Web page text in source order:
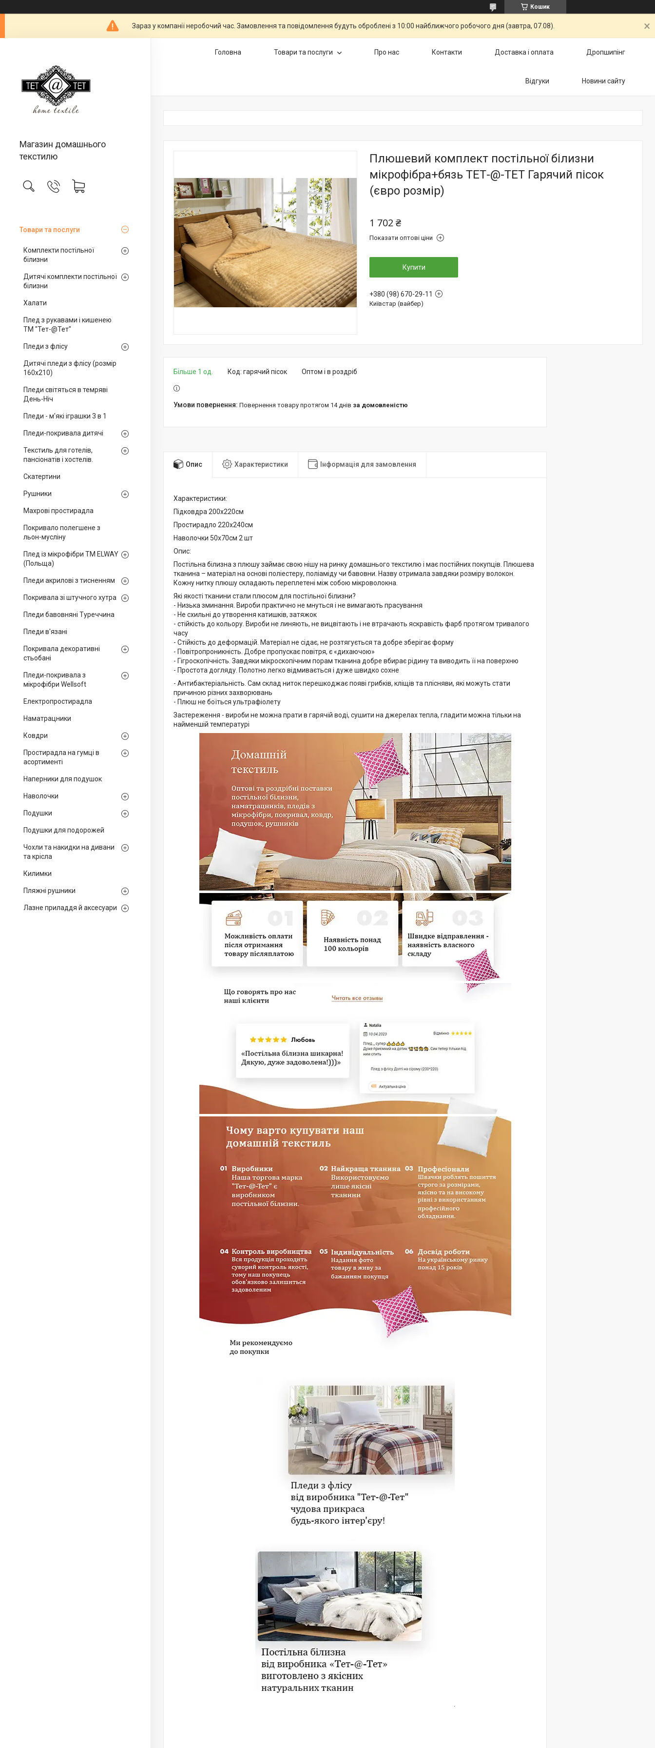
Кошик
Зараз у компанії неробочий час. Замовлення та повідомлення будуть оброблені з 10:00 найближчого робочого дня (завтра, 07.08).
Магазин домашнього
текстилю
Товари та послуги
Комплекти постільної
білизни
Дитячі комплекти постільної
білизни
Халати
Плед з рукавами і кишенею
ТМ "Тет-@Тет"
Пледи з флісу
Дитячі пледи з флісу (розмір
160х210)
Пледи світяться в темряві
День-Ніч
Пледи - м'які іграшки 3 в 1
Пледи-покривала дитячі
Текстиль для готелів,
пансіонатів і хостелів.
Скатертини
Рушники
Махрові простирадла
Покривало полегшене з
льон-мусліну
Плед із мікрофібри ТМ ELWAY
(Польща)
Пледи акрилові з тисненням
Покривала зі штучного хутра
Пледи бавовняні Туреччина
Пледи в'язані
Покривала декоративні
стьобані
Пледи-покривала з
мікрофібри Wellsoft
Електропростирадла
Наматрацники
Ковдри
Простирадла на гумці в
асортименті
Наперники для подушок
Наволочки
Подушки
Подушки для подорожей
Чохли та накидки на дивани
та крісла
Килимки
Пляжні рушники
Лазне приладдя й аксесуари
Головна Товари та послуги Про нас Контакти Доставка і оплата Дропшипінг
Відгуки Новини сайту
Плюшевий комплект постільної білизни
мікрофібра+бязь ТЕТ-@-ТЕТ Гарячий пісок
(євро розмір)
1 702 ₴
Показати оптові ціни
Купити
+380 (98) 670-29-11
Київстар (вайбер)
Більше 1 од. Оптом і в роздріб
Код: гарячий пісок
повернення товару протягом 14 днів за домовленістю
Опис Характеристики Інформація для замовлення
Характеристики:
Підковдра 200х220см
Простирадло 220х240см
Наволочки 50х70см 2 шт
Опис:
Постільна білизна з плюшу займає свою нішу на ринку домашнього текстилю і має постійних покупців. Плюшева
тканина – матеріал на основі поліестеру, поліаміду чи бавовни. Назву отримала завдяки розміру волокон.
Кожну нитку плюшу складають переплетені між собою мікроволокна.
Які якості тканини стали плюсом для постільної білизни?
- Низька зминання. Вироби практично не мнуться і не вимагають прасування
- Не схильні до утворення катишків, затяжок
- стійкість до кольору. Вироби не линяють, не вицвітають і не втрачають яскравість фарб протягом тривалого
часу
- Стійкість до деформацій. Матеріал не сідає, не розтягується та добре зберігає форму
- Повітропроникність. Добре пропускає повітря, є «дихаючою»
- Гігроскопічність. Завдяки мікроскопічним порам тканина добре вбирає рідину та виводить її на поверхню
- Простота догляду. Полотно легко відмивається і дуже швидко сохне
- Антибактеріальність. Сам склад ниток перешкоджає появі грибків, кліщів та плісняви, які можуть стати
причиною різних захворювань
- Плюш не боїться ультрафіолету
Застереження - вироби не можна прати в гарячій воді, сушити на джерелах тепла, гладити можна тільки на
найменшій температурі